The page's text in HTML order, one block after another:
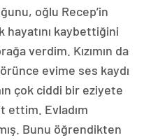
oğlu Recep’in
hayatını kaybettiğini
verdim. Kızımın da
evime ses kaydı
çok ciddi bir eziyete
ettim. Evladım
Bunu öğrendikten